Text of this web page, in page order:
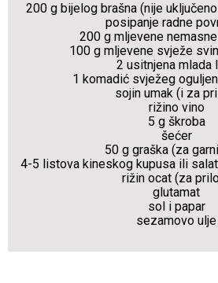
200 g bijelog brašna (nije
posipanje radne
200 g mljevene
100 g mljevene svježe
2 usitnjena mlada
1 komadić svježeg
sojin umak (i za
rižino vino
5 g škroba
šećer
50 g graška (za
4-5 listova kineskog kupusa ili
rižin ocat (za
glutamat
sol i papar
sezamovo ulje